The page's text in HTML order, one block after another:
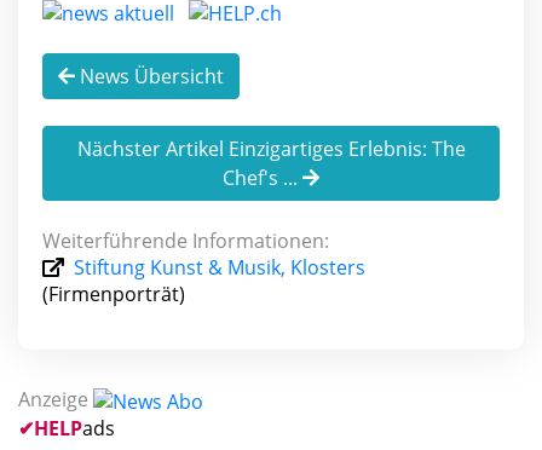
News Übersicht
Nächster Artikel Einzigartiges Erlebnis: The
Chef's ...
Weiterführende Informationen:
Stiftung Kunst & Musik, Klosters
(Firmenporträt)
Anzeige
✔HELPads